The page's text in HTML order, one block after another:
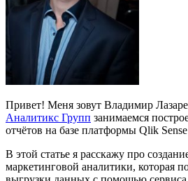
Привет! Меня зовут Владимир
Аналитикс Групп занимаемся
отчётов на базе платформы Qlik
В этой статье я расскажу про
маркетинговой аналитики, которая